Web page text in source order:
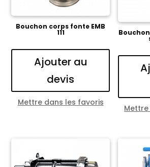
Bouchon corps fonte EMB
111
Ajouter au
devis
Mettre dans les favoris